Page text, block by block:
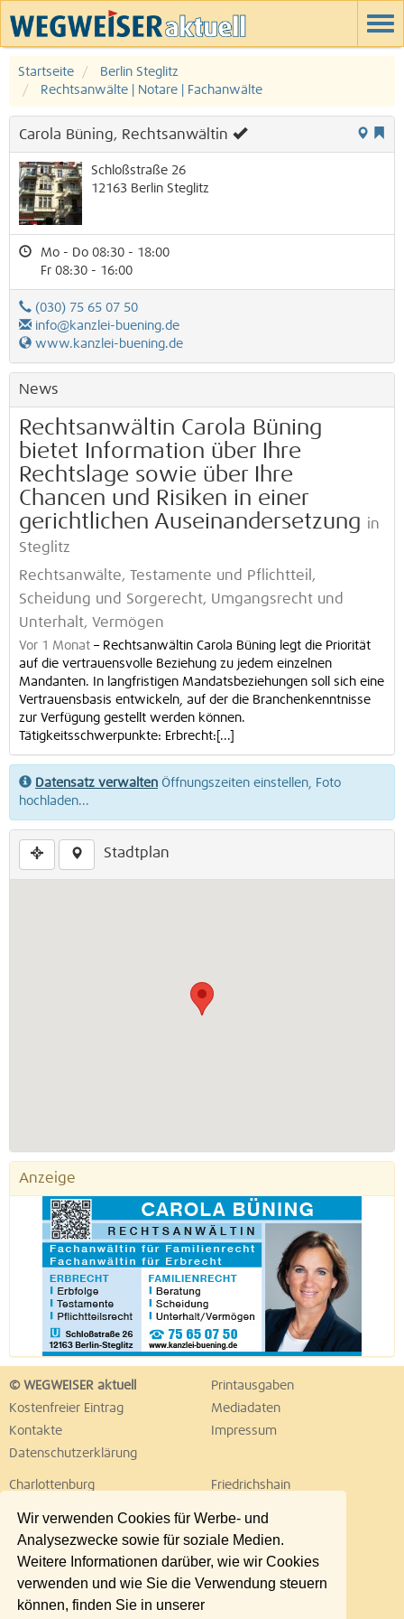
Wir verwenden Cookies für Werbe- und
Analysezwecke sowie für soziale Medien.
Weitere Informationen darüber, wie wir Cookies
verwenden und wie Sie die Verwendung steuern
können, finden Sie in unserer
Startseite
Berlin Steglitz
Rechtsanwälte | Notare | Fachanwälte
Carola Büning, Rechtsanwältin
Schloßstraße 26
12163 Berlin Steglitz
Mo - Do 08:30 - 18:00
Fr 08:30 - 16:00
(030) 75 65 07 50
info@kanzlei-buening.de
www.kanzlei-buening.de
News
Rechtsanwältin Carola Büning
bietet Information über Ihre
Rechtslage sowie über Ihre
Chancen und Risiken in einer
gerichtlichen Auseinandersetzung in
Steglitz
Rechtsanwälte, Testamente und Pflichtteil,
Scheidung und Sorgerecht, Umgangsrecht und
Unterhalt, Vermögen
Vor 1 Monat – Rechtsanwältin Carola Büning legt die Priorität
auf die vertrauensvolle Beziehung zu jedem einzelnen
Mandanten. In langfristigen Mandatsbeziehungen soll sich eine
Vertrauensbasis entwickeln, auf der die Branchenkenntnisse
zur Verfügung gestellt werden können.
Tätigkeitsschwerpunkte: Erbrecht:[...]
Datensatz verwalten Öffnungszeiten einstellen, Foto
hochladen...
Stadtplan
Anzeige
© WEGWEISER aktuell
Printausgaben
Kostenfreier Eintrag
Mediadaten
Kontakte
Impressum
Datenschutzerklärung
Charlottenburg
Friedrichshain
Lichtenberg
Marzahn
Neukölln
Pankow